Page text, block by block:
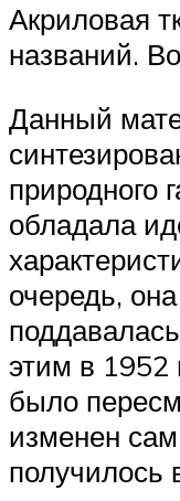
Акриловая
названий.
Данный
природного
обладала
очередь,
этим в 1952
было
изменен
получилось